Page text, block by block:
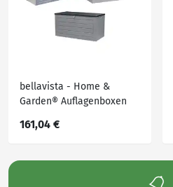
bellavista - Home &
Garden® Auflagenboxen
161,04 €